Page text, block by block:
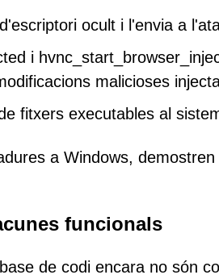
ocult i l'envia a
i
malicioses
fitxers executables al
a Windows,
funcionals
de codi encara no són